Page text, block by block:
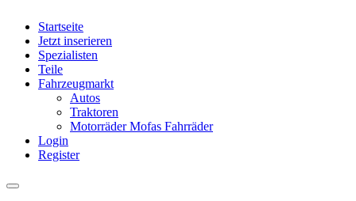
Startseite
Jetzt inserieren
Spezialisten
Teile
Fahrzeugmarkt
Autos
Traktoren
Motorräder Mofas Fahrräder
Login
Register